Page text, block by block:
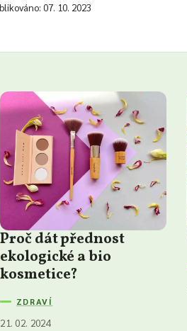
07. 10. 2023
Proč dát přednost
ekologické a bio
kosmetice?
ZDRAVÍ
21. 02. 2024